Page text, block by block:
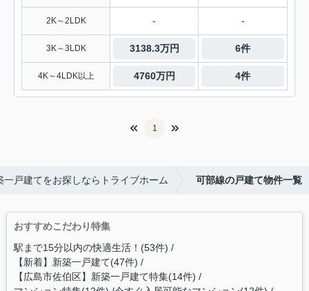
2K～2LDK - -
3K～3LDK 3138.3万円 6件
4K～4LDK以上 4760万円 4件
1
一戸建てをお探しならトライブホーム 可部線の戸建て物件一覧
おすすめこだわり特集
駅まで15分以内の快適生活！(53件)
【新着】新築一戸建て(47件)
【広島市佐伯区】新築一戸建て特集(14件)